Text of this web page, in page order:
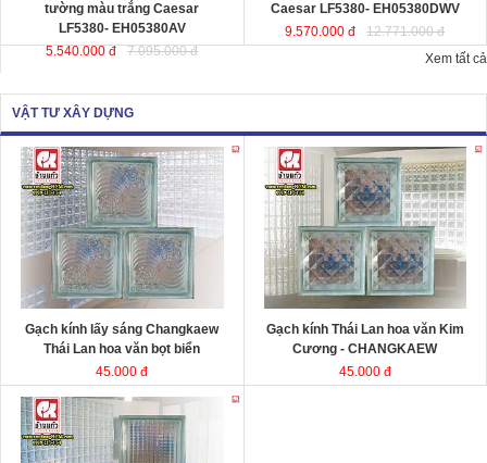
tường màu trắng Caesar
LF5380- EH05380AV
5.540.000 đ
7.095.000 đ
Caesar LF5380- EH05380DWV
9.570.000 đ
12.771.000 đ
Xem tất cả
VẬT TƯ XÂY DỰNG
Gạch kính lấy sáng Changkaew
gạch
kính Thái Lan
Kích thước
Đóng gói
Gạch kính lấy sáng Changkaew
Thái Lan hoa văn bọt biển
45.000 đ
Gạch kính lấy sángChangkaew
gạch
kính Thái Lan
Kích thước
Đóng gói
Gạch kính Thái Lan hoa văn Kim
Cương - CHANGKAEW
45.000 đ
Gạch kính lấy sáng Changkaew
gạch